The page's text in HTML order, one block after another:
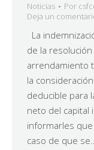
Noticias Por
Deja un
La
de la
arrendamiento
la
deducible para
neto del capital
informarles que
caso de que